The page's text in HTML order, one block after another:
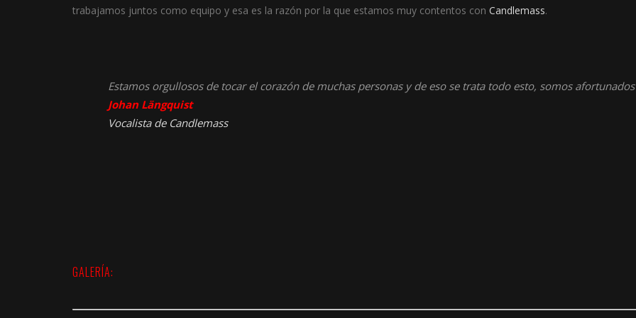
trabajamos juntos como equipo y esa es la razón por la que estamos muy contentos con Candlemass.
Estamos orgullosos de tocar el corazón de muchas personas y de eso se trata todo esto, somos
Johan Längquist
Vocalista de Candlemass
GALERÍA: